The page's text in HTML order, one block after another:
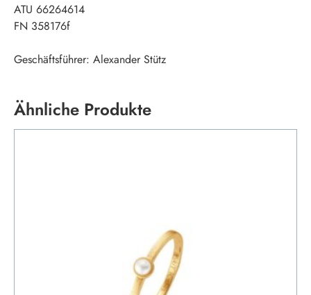
ATU 66264614
FN 358176f
Geschäftsführer: Alexander Stütz
Ähnliche Produkte